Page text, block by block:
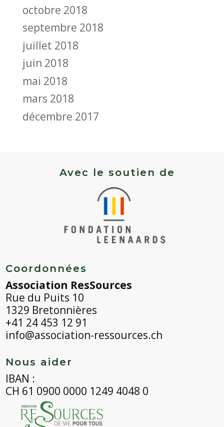
octobre 2018
septembre 2018
juillet 2018
juin 2018
mai 2018
mars 2018
décembre 2017
Avec le soutien de
Coordonnées
Association ResSources
Rue du Puits 10
1329 Bretonnières
+41 24 453 12 91
info@association-ressources.ch
Nous aider
IBAN :
CH 61 0900 0000 1249 4048 0